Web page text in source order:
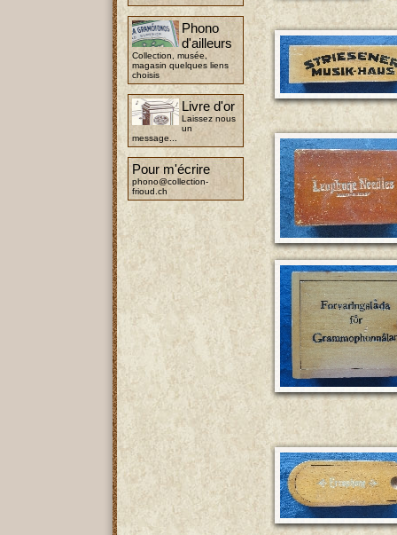
Phono
d'ailleurs
Collection, musée,
magasin quelques liens
choisis
Livre d'or
Laissez nous
un
message...
Pour m'écrire
phono@collection-
frioud.ch